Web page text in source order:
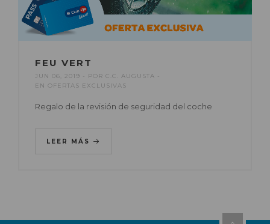
FEU VERT
JUN 06, 2019 POR C.C. AUGUSTA
EN OFERTAS EXCLUSIVAS
Regalo de la revisión de seguridad del coche
LEER MÁS